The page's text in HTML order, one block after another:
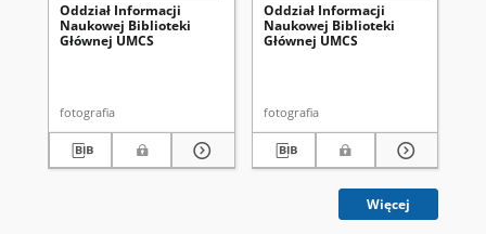
Oddział Informacji
Naukowej Biblioteki
Głównej UMCS
fotografia
Oddział Informacji
Naukowej Biblioteki
Głównej UMCS
fotografia
Więcej